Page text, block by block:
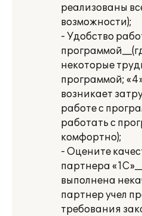
реализованы
возможности);
- Удобство
некоторые
программой;
возникает
работе с
работать с
комфортно);
- Оцените
партнера
выполнена
партнер учел
требования